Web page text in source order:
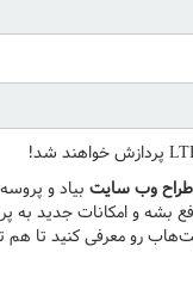
طراح وب سایت بیاد و
بشه و امکانات جدید به
رو معرفی کنید تا هم